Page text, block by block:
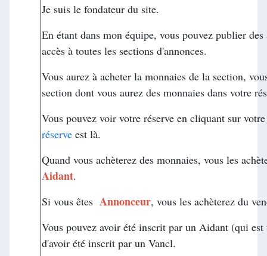
Je suis le fondateur du site.
En étant dans mon équipe, vous pouvez publier
accès à toutes les sections d'annonces.
Vous aurez à acheter la monnaies de la section,
section dont vous aurez des monnaies dans votre
Vous pouvez voir votre réserve en cliquant sur
réserve est là.
Quand vous achèterez des monnaies, vous les
Aidant.
Si vous êtes Annonceur, vous les achèterez du
Vous pouvez avoir été inscrit par un Aidant (qui
d'avoir été inscrit par un Vancl.